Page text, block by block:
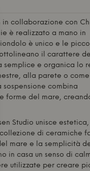
in collaborazione con
è realizzato a mano in
è unico e le
il carattere
semplice e organica lo
alla parete o
sospensione combina
forme del mare,
Studio unisce estetica,
di ceramiche
mare e la semplicità
in casa un senso di
utilizzate per creare